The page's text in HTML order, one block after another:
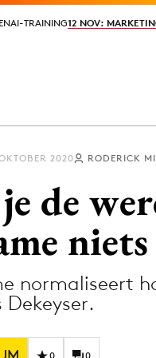
TRAINING12 NOV:
TRAINING12 NOV:
Design
Digital
Diversiteit
2020 RODERICK
je de
niets
normaliseert
Dekeyser.
0 0